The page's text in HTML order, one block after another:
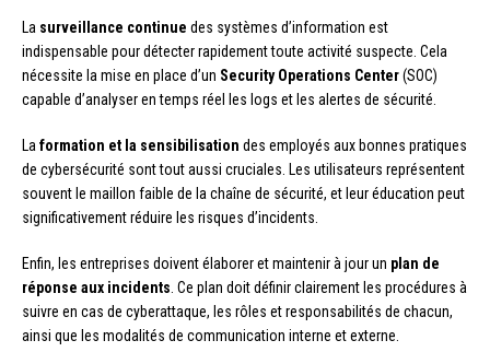
La surveillance continue des systèmes d’information est
indispensable pour détecter rapidement toute activité suspecte. Cela
nécessite la mise en place d’un Security Operations Center(SOC)
capable d’analyser en temps réel les logs et les alertes de sécurité.
La formation et la sensibilisation des employés aux bonnes pratiques
de cybersécurité sont tout aussi cruciales. Les utilisateurs représentent
souvent le maillon faible de la chaîne de sécurité, et leur éducation peut
significativement réduire les risques d’incidents.
Enfin, les entreprises doivent élaborer et maintenir à jour un plan de
réponse aux incidents . Ce plan doit définir clairement les procédures à
suivre en cas de cyberattaque, les rôles et responsabilités de chacun,
ainsi que les modalités de communication interne et externe.